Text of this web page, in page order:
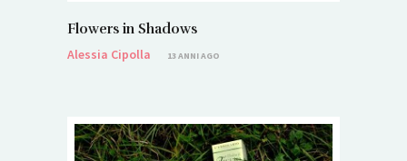
Flowers in Shadows
Alessia Cipolla
13 ANNI AGO